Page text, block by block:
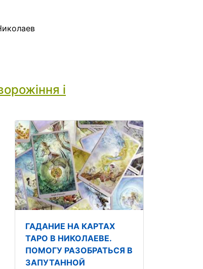
і
ГАДАНИЕ НА КАРТАХ
ТАРО В НИКОЛАЕВЕ.
ПОМОГУ РАЗОБРАТЬСЯ В
ЗАПУТАННОЙ